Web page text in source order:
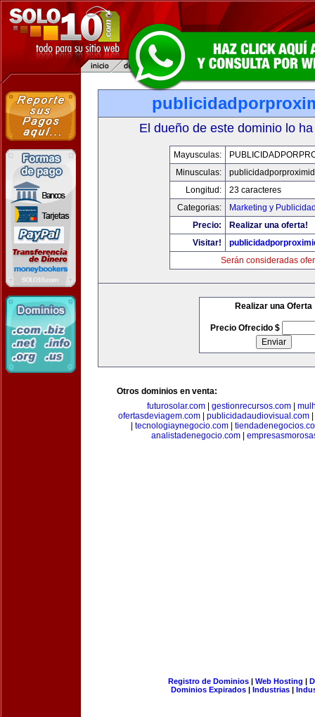
El dueño de este dominio lo
Mayusculas:
Minusculas:
Longitud:
23 caracteres
Categorias:
Marketing y
Precio:
Realizar una oferta!
Visitar!
Serán consideradas
Realizar una Oferta
Precio Ofrecido $
Otros dominios en venta:
futurosolar.com| gestionrecursos.com|
ofertasdeviagem.com| publicidadaudiovisual.com|
tecnologiaynegocio.com
analistadenegocio.com
Registro de Dominios| Web Hosting |
Dominios Expirados | Industrias |